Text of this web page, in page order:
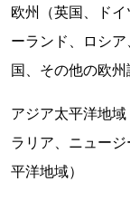
欧州（英国、ド
ーランド、ロシ
国、その他の欧州
アジア太平洋地
ラリア、ニュー
平洋地域）